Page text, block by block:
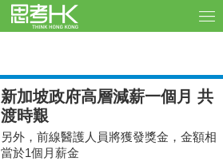
新加坡政府高層減薪一個月 共
渡時艱
另外，前線醫護人員將獲發獎金，金額相
當於1個月薪金